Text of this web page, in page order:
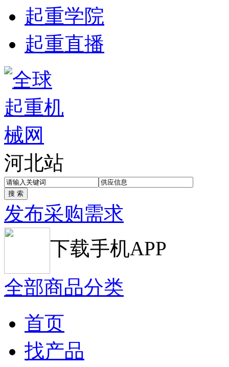
起重学院
起重直播
河北站
发布采购需求
下载手机APP
全部商品分类
首页
找产品